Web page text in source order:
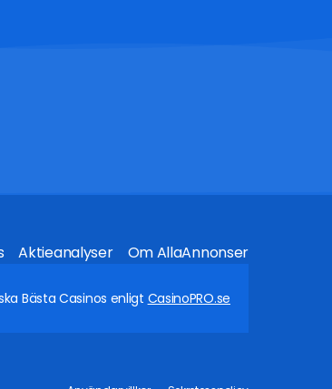
Aktieanalyser Om AllaAnnonser
Bästa Casinos enligt CasinoPRO.se